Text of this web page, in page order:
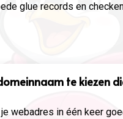
glue records en
te kiezen
webadres in één keer